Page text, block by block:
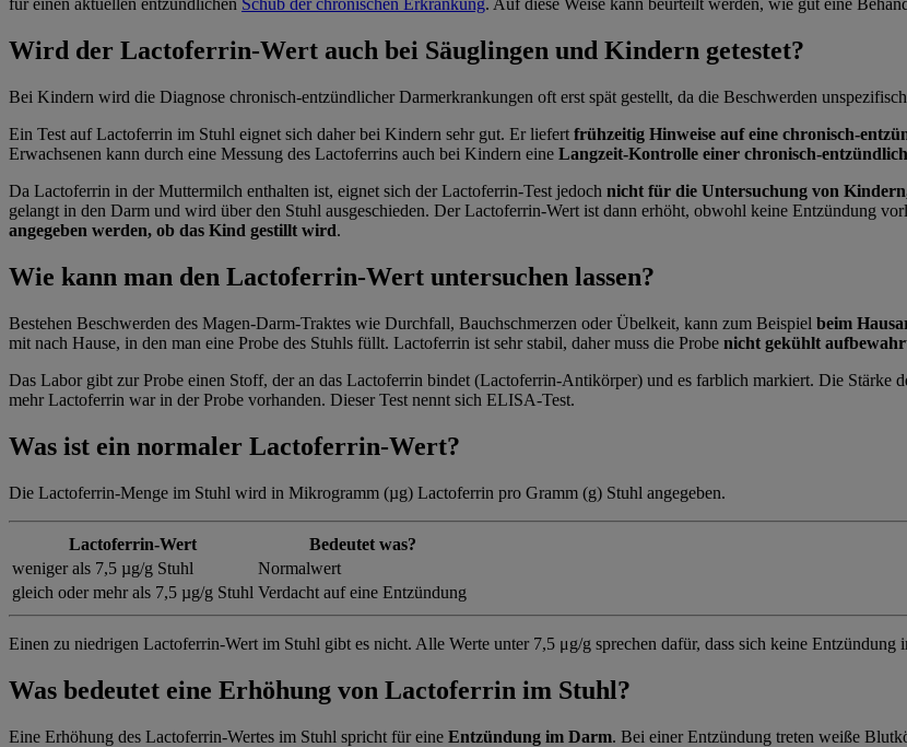
für einen aktuellen entzündlichen Schub der chronischen Erkrankung. Auf diese Weise kann beurteilt werden, wie gut eine
Wird der Lactoferrin-Wert auch bei Säuglingen und Kindern getestet?
Bei Kindern wird die Diagnose chronisch-entzündlicher Darmerkrankungen oft erst spät gestellt, da die Beschwerden
Ein Test auf Lactoferrin im Stuhl eignet sich daher bei Kindern sehr gut. Er liefert frühzeitig Hinweise auf eine chronisch-
Erwachsenen kann durch eine Messung des Lactoferrins auch bei Kindern eine Langzeit-Kontrolle einer chronisch-
Da Lactoferrin in der Muttermilch enthalten ist, eignet sich der Lactoferrin-Test jedoch nicht für die Untersuchung von
gelangt in den Darm und wird über den Stuhl ausgeschieden. Der Lactoferrin-Wert ist dann erhöht, obwohl keine Entzündung
angegeben werden, ob das Kind gestillt wird.
Wie kann man den Lactoferrin-Wert untersuchen lassen?
Bestehen Beschwerden des Magen-Darm-Traktes wie Durchfall, Bauchschmerzen oder Übelkeit, kann zum Beispiel beim
mit nach Hause, in den man eine Probe des Stuhls füllt. Lactoferrin ist sehr stabil, daher muss die Probe nicht gekühlt
Das Labor gibt zur Probe einen Stoff, der an das Lactoferrin bindet (Lactoferrin-Antikörper) und es farblich markiert. Die Stärke
mehr Lactoferrin war in der Probe vorhanden. Dieser Test nennt sich ELISA-Test.
Was ist ein normaler Lactoferrin-Wert?
Die Lactoferrin-Menge im Stuhl wird in Mikrogramm (µg) Lactoferrin pro Gramm (g) Stuhl angegeben.
Lactoferrin-Wert
Bedeutet was?
wenigerals 7,5 µg/g Stuhl
Normalwert
gleich odermehrals 7,5 µg/g Stuhl Verdacht auf eine Entzündung
Einen zu niedrigen Lactoferrin-Wert im Stuhl gibt es nicht. Alle Werte unter 7,5 μg/g sprechen dafür, dass sich keine Entzündung
Was bedeutet eine Erhöhung von Lactoferrin im Stuhl?
Eine Erhöhung des Lactoferrin-Wertes im Stuhl spricht für eine Entzündung im Darm. Bei einer Entzündung treten weiße